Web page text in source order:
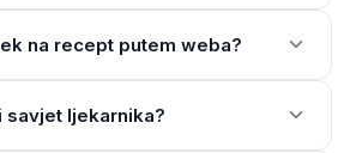
na recept putem weba?
savjet ljekarnika?